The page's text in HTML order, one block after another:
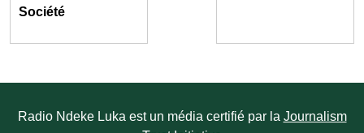
Société
Radio Ndeke Luka est un média certifié par la Journalism